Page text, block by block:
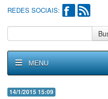
REDES SOCIAIS:
MENU
14/1/2015 15:09